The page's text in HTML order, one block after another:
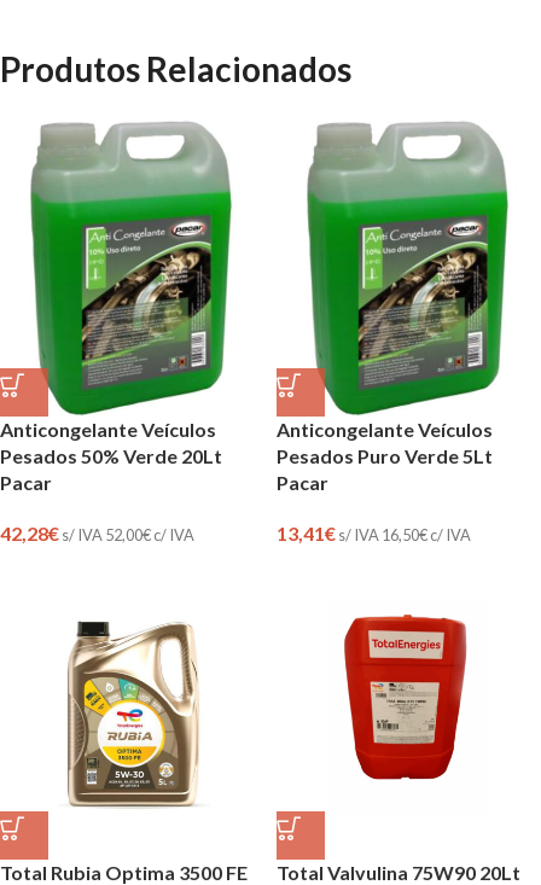
Produtos Relacionados
Anticongelante Veículos
Pesados 50% Verde 20Lt
Pacar
42,28€s/ IVA 52,00€c/ IVA
Anticongelante Veículos
Pesados Puro Verde 5Lt
Pacar
13,41€s/ IVA 16,50€c/ IVA
Total Rubia Optima 3500 FE
Total Valvulina 75W90 20Lt